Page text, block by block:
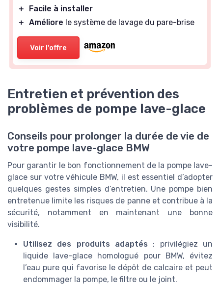
＋
Facile à installer
＋ Améliore le système de lavage du pare-brise
Voir l'offre
Entretien et prévention des
problèmes de pompe lave-glace
Conseils pour prolonger la durée de vie de
votre pompe lave-glace BMW
Pour garantir le bon fonctionnement de la pompe lave-
glace sur votre véhicule BMW, il est essentiel d’adopter
quelques gestes simples d’entretien. Une pompe bien
entretenue limite les risques de panne et contribue à la
sécurité, notamment en maintenant une bonne
visibilité.
Utilisez des produits adaptés : privilégiez un
liquide lave-glace homologué pour BMW, évitez
l’eau pure qui favorise le dépôt de calcaire et peut
endommager la pompe, le filtre ou le joint.